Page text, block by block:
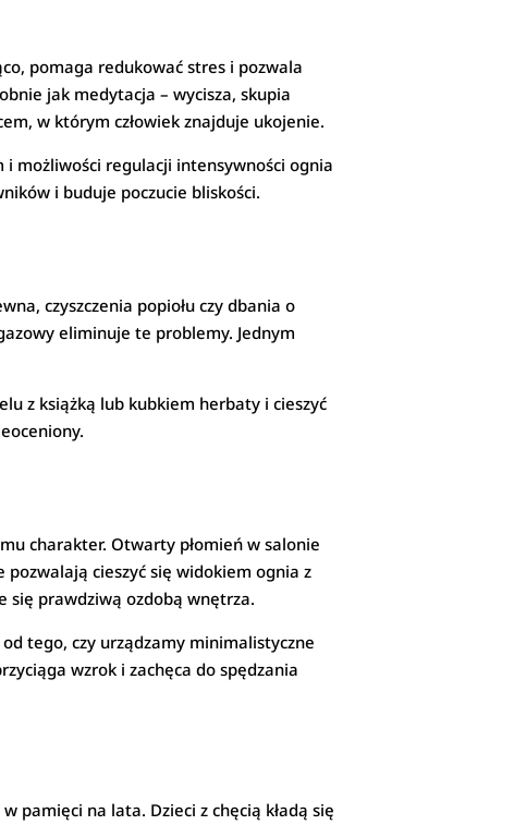
pomaga redukować stres i pozwala
jak medytacja – wycisza, skupia
w którym człowiek znajduje ukojenie.
możliwości regulacji intensywności ognia
i buduje poczucie bliskości.
czyszczenia popiołu czy dbania o
eliminuje te problemy. Jednym
z książką lub kubkiem herbaty i cieszyć
charakter. Otwarty płomień w salonie
cieszyć się widokiem ognia z
się prawdziwą ozdobą wnętrza.
tego, czy urządzamy minimalistyczne
wzrok i zachęca do spędzania
pamięci na lata. Dzieci z chęcią kładą się